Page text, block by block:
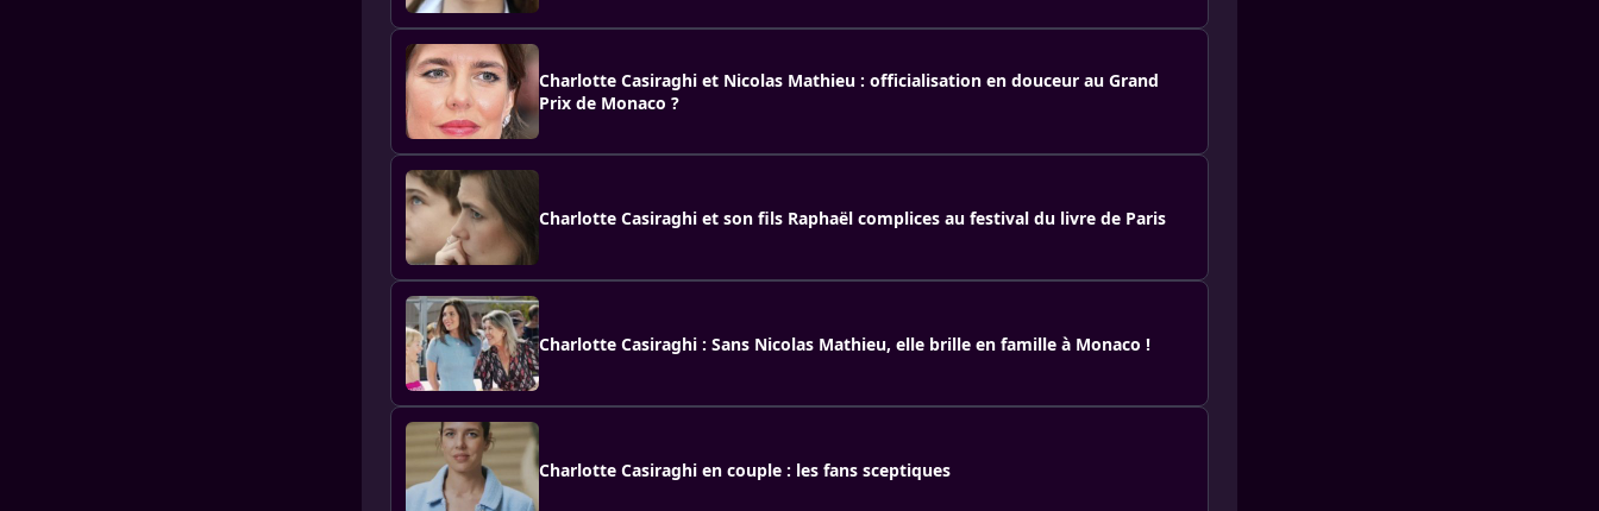
Charlotte Casiraghi et Nicolas Mathieu : officialisation en douceur au Grand
Prix de Monaco ?
Charlotte Casiraghi et son fils Raphaël complices au festival du livre de Paris
Charlotte Casiraghi : Sans Nicolas Mathieu, elle brille en famille à Monaco !
Charlotte Casiraghi en couple : les fans sceptiques